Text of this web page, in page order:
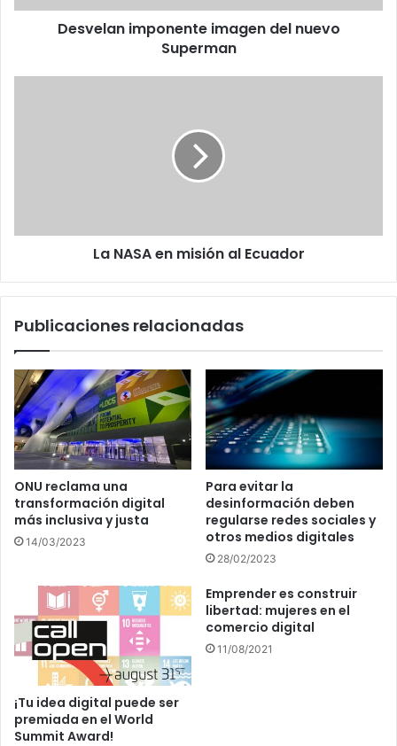
Desvelan imponente imagen del nuevo
Superman
La NASA en misión al Ecuador
Publicaciones relacionadas
ONU reclama una
transformación digital
más inclusiva y justa
14/03/2023
Para evitar la
desinformación deben
regularse redes sociales y
otros medios digitales
28/02/2023
¡Tu idea digital puede ser
premiada en el World
Summit Award!
Emprender es construir
libertad: mujeres en el
comercio digital
11/08/2021